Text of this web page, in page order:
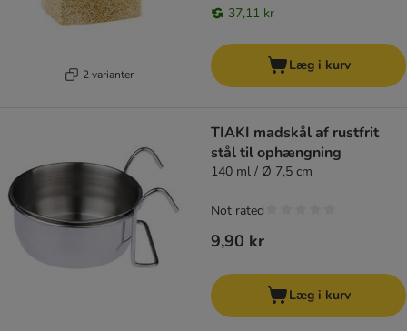
2 varianter
37,11 kr
Læg i kurv
TIAKI madskål af rustfrit
stål til ophængning
140 ml / Ø 7,5 cm
9,90 kr
Not rated
Læg i kurv